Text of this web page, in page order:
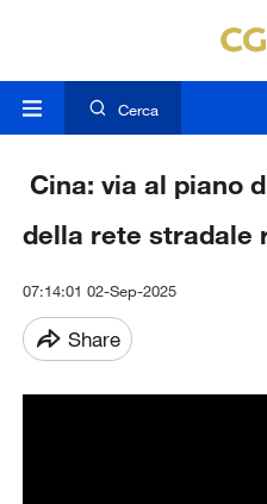
Cerca
Cina: via al piano
della rete stradale
07:14:01 02-Sep-2025
Share